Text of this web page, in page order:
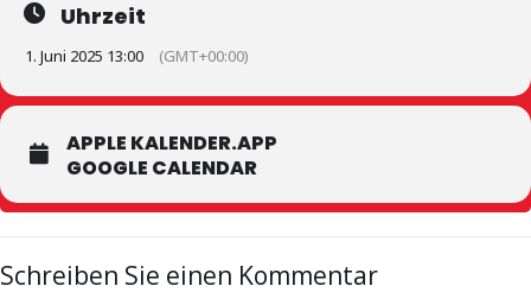
Uhrzeit
1. Juni 2025 13:00 (GMT+00:00)
APPLE KALENDER.APP
GOOGLE CALENDAR
Schreiben Sie einen Kommentar